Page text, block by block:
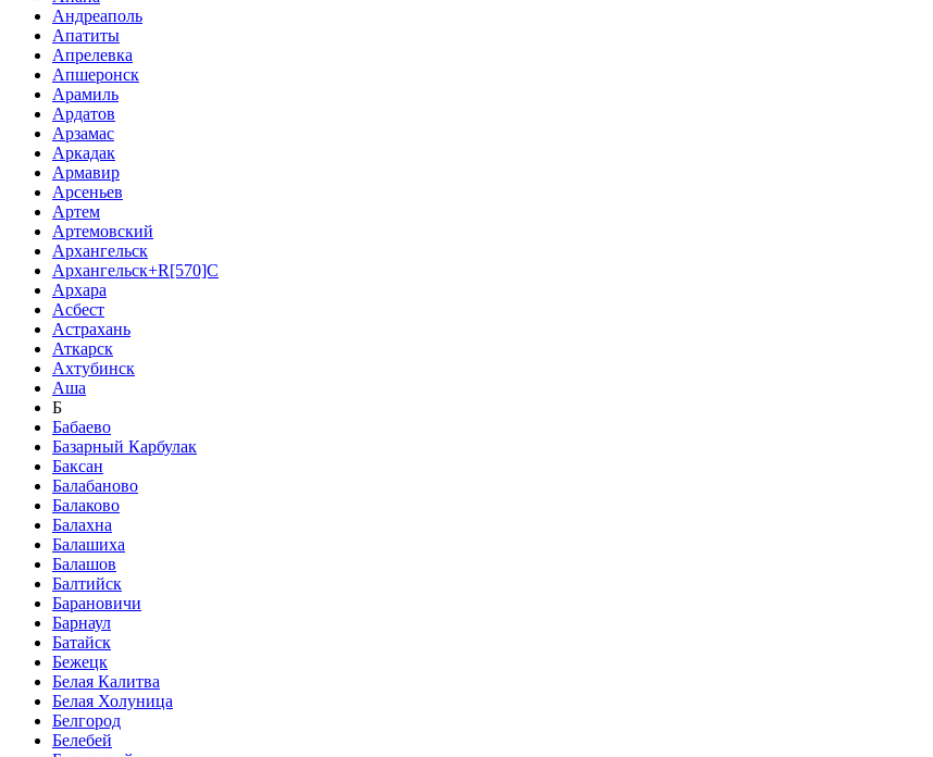
Андреаполь
Апатиты
Апрелевка
Апшеронск
Арамиль
Ардатов
Арзамас
Аркадак
Армавир
Арсеньев
Артем
Артемовский
Архангельск
Архангельск+R[570]C
Архара
Асбест
Астрахань
Аткарск
Ахтубинск
Аша
Б
Бабаево
Базарный Карбулак
Баксан
Балабаново
Балаково
Балахна
Балашиха
Балашов
Балтийск
Барановичи
Барнаул
Батайск
Бежецк
Белая Калитва
Белая Холуница
Белгород
Белебей